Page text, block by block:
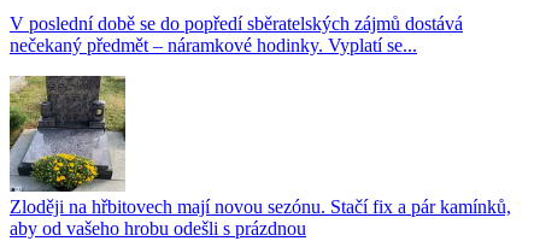
V poslední době se do popředí sběratelských zájmů dostává
nečekaný předmět – náramkové hodinky. Vyplatí se...
Zloději na hřbitovech mají novou sezónu. Stačí fix a pár kamínků,
aby od vašeho hrobu odešli s prázdnou